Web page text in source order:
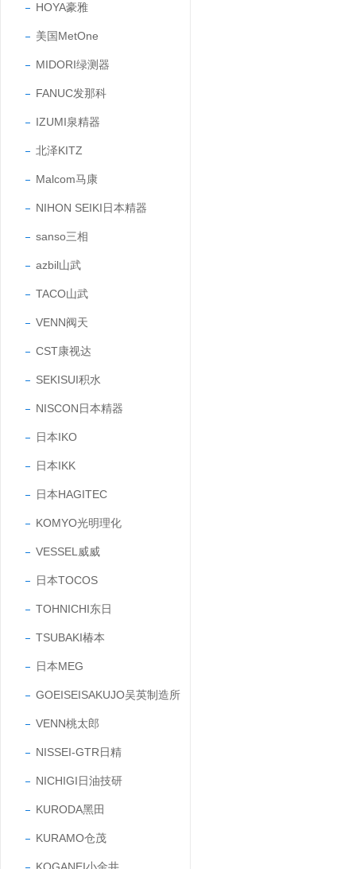
HOYA豪雅
美国MetOne
MIDORI绿测器
FANUC发那科
IZUMI泉精器
北泽KITZ
Malcom马康
NIHON SEIKI日本精器
sanso三相
azbil山武
TACO山武
VENN阀天
CST康视达
SEKISUI积水
NISCON日本精器
日本IKO
日本IKK
日本HAGITEC
KOMYO光明理化
VESSEL威威
日本TOCOS
TOHNICHI东日
TSUBAKI椿本
日本MEG
GOEISEISAKUJO吴英制造所
VENN桃太郎
NISSEI-GTR日精
NICHIGI日油技研
KURODA黑田
KURAMO仓茂